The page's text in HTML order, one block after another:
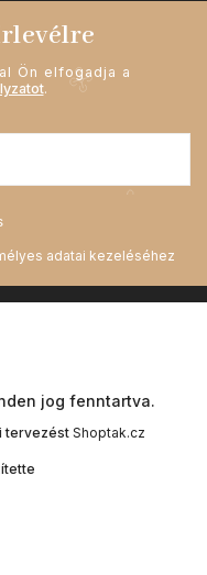
Ön elfogadja a
.
jog fenntartva.
tervezést Shoptak.cz